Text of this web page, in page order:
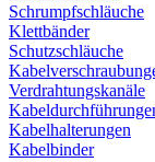
Schrumpfschläuche
Klettbänder
Schutzschläuche
Verdrahtungskanäle
Kabelhalterungen
Kabelbinder